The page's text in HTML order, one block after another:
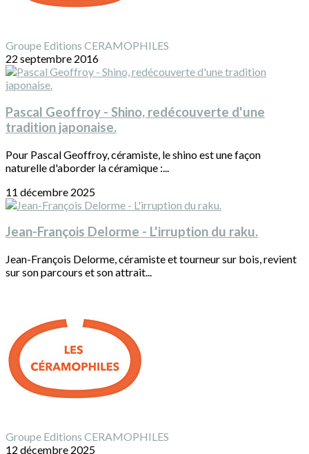
Groupe Editions CERAMOPHILES
22 septembre 2016
Pascal Geoffroy - Shino, redécouverte d'une
tradition japonaise.
Pour Pascal Geoffroy, céramiste, le shino est une façon
naturelle d'aborder la céramique :...
11 décembre 2025
Jean-François Delorme - L'irruption du raku.
Jean-François Delorme, céramiste et tourneur sur bois, revient
sur son parcours et son attrait...
Groupe Editions CERAMOPHILES
12 décembre 2025